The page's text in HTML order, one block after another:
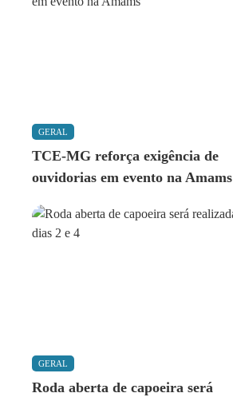
GERAL
TCE-MG reforça exigência de
ouvidorias em evento na Amams
GERAL
Roda aberta de capoeira será